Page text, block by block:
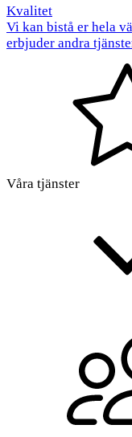
Kvalitet
Vi kan bistå er hela
erbjuder andra
Våra tjänster